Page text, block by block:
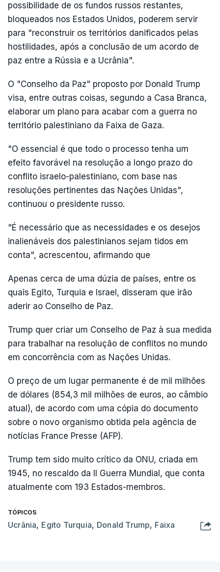
possibilidade de os fundos russos restantes,
bloqueados nos Estados Unidos, poderem servir
para "reconstruir os territórios danificados pelas
hostilidades, após a conclusão de um acordo de
paz entre a Rússia e a Ucrânia".
O "Conselho da Paz" proposto por Donald Trump
visa, entre outras coisas, segundo a Casa Branca,
elaborar um plano para acabar com a guerra no
território palestiniano da Faixa de Gaza.
"O essencial é que todo o processo tenha um
efeito favorável na resolução a longo prazo do
conflito israelo-palestiniano, com base nas
resoluções pertinentes das Nações Unidas",
continuou o presidente russo.
"É necessário que as necessidades e os desejos
inalienáveis dos palestinianos sejam tidos em
conta", acrescentou, afirmando que
Apenas cerca de uma dúzia de países, entre os
quais Egito, Turquia e Israel, disseram que irão
aderir ao Conselho de Paz.
Trump quer criar um Conselho de Paz à sua medida
para trabalhar na resolução de conflitos no mundo
em concorrência com as Nações Unidas.
O preço de um lugar permanente é de mil milhões
de dólares (854,3 mil milhões de euros, ao câmbio
atual), de acordo com uma cópia do documento
sobre o novo organismo obtida pela agência de
notícias France Presse (AFP).
Trump tem sido muito crítico da ONU, criada em
1945, no rescaldo da II Guerra Mundial, que conta
atualmente com 193 Estados-membros.
TÓPICOS
Ucrânia, Egito Turquia, Donald Trump, Faixa